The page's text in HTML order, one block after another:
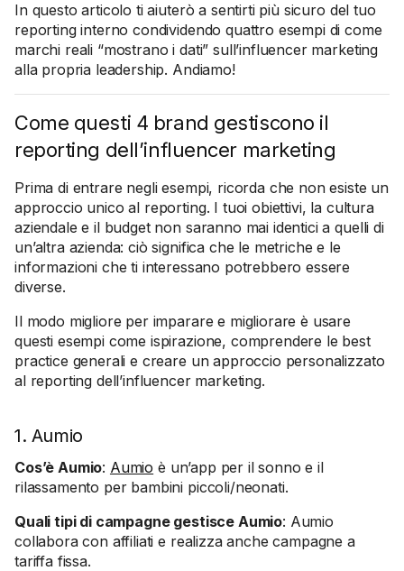
In questo articolo ti aiuterò a sentirti più sicuro del tuo
reporting interno condividendo quattro esempi di come
marchi reali “mostrano i dati” sull’influencer marketing
alla propria leadership. Andiamo!
Come questi 4 brand gestiscono il
reporting dell’influencer marketing
Prima di entrare negli esempi, ricorda che non esiste un
approccio unico al reporting. I tuoi obiettivi, la cultura
aziendale e il budget non saranno mai identici a quelli di
un’altra azienda: ciò significa che le metriche e le
informazioni che ti interessano potrebbero essere
diverse.
Il modo migliore per imparare e migliorare è usare
questi esempi come ispirazione, comprendere le best
practice generali e creare un approccio personalizzato
al reporting dell’influencer marketing.
1. Aumio
Cos’è Aumio: Aumio è un’app per il sonno e il
rilassamento per bambini piccoli/neonati.
Quali tipi di campagne gestisce Aumio: Aumio
collabora con affiliati e realizza anche campagne a
tariffa fissa.